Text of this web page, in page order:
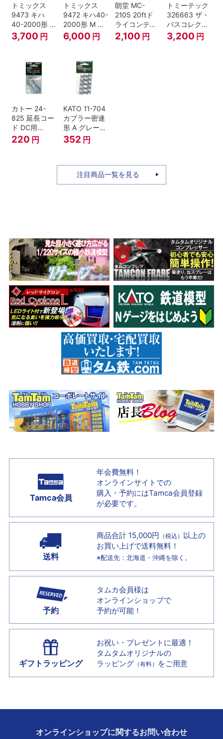
トミックス
9473 キハ
40-2000形 T
Nゲージ
3,700 円
トミックス
9472 キハ40-
2000形 M N
ゲージ
6,000 円
朗堂 MC-
2105 20ftド
ライコンテナ
タイプ
TRANCY
2,100 円
トミーテック
326663 ザ・
バスコレクシ
ョン 西日本鉄
道・九州産交
3,200 円
カトー 24-
825 延長コー
ド DC用
(90cm）
220 円
KATO 11-704
カプラー密連
形 A グレー
(20個入) (ア
ーノルドカプ
352 円
注目商品一覧を見る
Tamca会員
年会費無料！
オンラインサイトでの
購入・予約にはTamca会員登録
が必要です。
送料
商品合計 15,000円 （税込） 以上の
お買い上げで送料無料！
※配送先：北海道・沖縄を除く。
予約
タムカ会員様は
オンラインショップで
予約が可能！
ギフトラッピング
お祝い・プレゼントに最適！
タムタムオリジナルの
ラッピング （有料） をご用意
オンラインショップに関するお問い合わせ